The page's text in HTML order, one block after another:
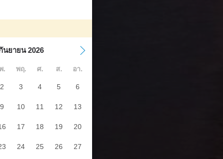
นยายน 2026
. พฤ. ศ. ส. อา.
2 3 4 5 6
9 10 11 12 13
17 18 19 20
24 25 26 27